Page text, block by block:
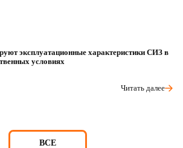
эксплуатационные характеристики СИЗ в
условиях
Читать далее
ВСЕ